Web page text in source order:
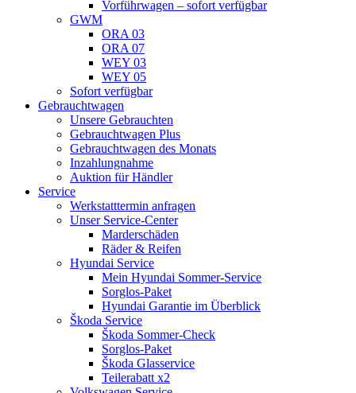
Vorführwagen – sofort verfügbar
GWM
ORA 03
ORA 07
WEY 03
WEY 05
Sofort verfügbar
Gebrauchtwagen
Unsere Gebrauchten
Gebrauchtwagen Plus
Gebrauchtwagen des Monats
Inzahlungnahme
Auktion für Händler
Service
Werkstatttermin anfragen
Unser Service-Center
Marderschäden
Räder & Reifen
Hyundai Service
Mein Hyundai Sommer-Service
Sorglos-Paket
Hyundai Garantie im Überblick
Škoda Service
Škoda Sommer-Check
Sorglos-Paket
Škoda Glasservice
Teilerabatt x2